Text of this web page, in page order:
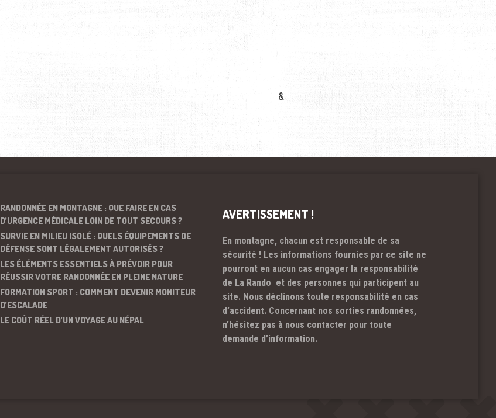
&
RANDONNÉE EN MONTAGNE : QUE FAIRE EN CAS
D’URGENCE MÉDICALE LOIN DE TOUT SECOURS ?
SURVIE EN MILIEU ISOLÉ : QUELS ÉQUIPEMENTS DE
DÉFENSE SONT LÉGALEMENT AUTORISÉS ?
LES ÉLÉMENTS ESSENTIELS À PRÉVOIR POUR
RÉUSSIR VOTRE RANDONNÉE EN PLEINE NATURE
FORMATION SPORT : COMMENT DEVENIR MONITEUR
D’ESCALADE
LE COÛT RÉEL D’UN VOYAGE AU NÉPAL
AVERTISSEMENT !
En montagne, chacun est responsable de sa
sécurité ! Les informations fournies par ce site ne
pourront en aucun cas engager la responsabilité
de La Rando et des personnes qui participent au
site. Nous déclinons toute responsabilité en cas
d’accident. Concernant nos sorties randonnées,
n’hésitez pas à nous contacter pour toute
demande d’information.